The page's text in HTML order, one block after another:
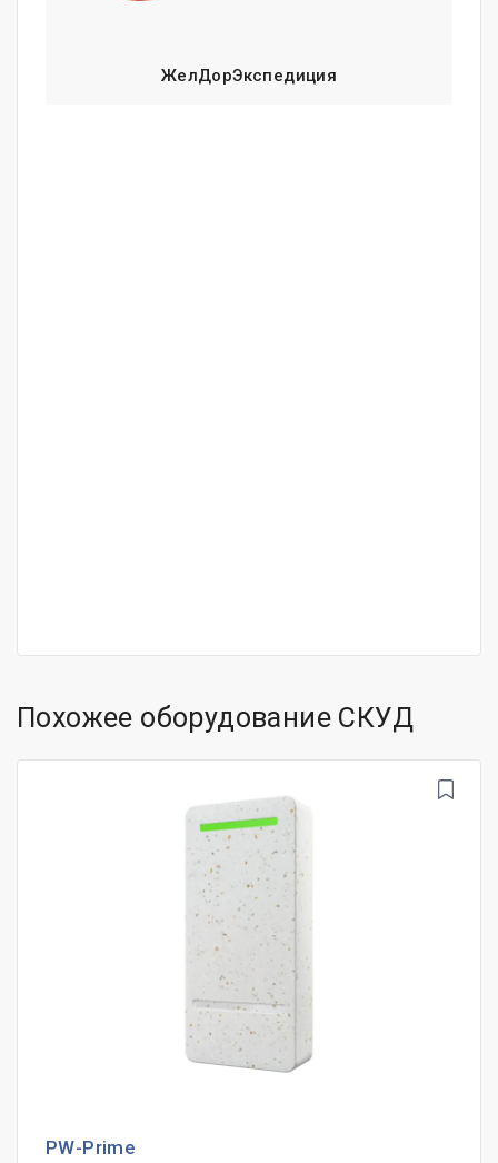
ЖелДорЭкспедиция
Похожее оборудование СКУД
PW-Prime